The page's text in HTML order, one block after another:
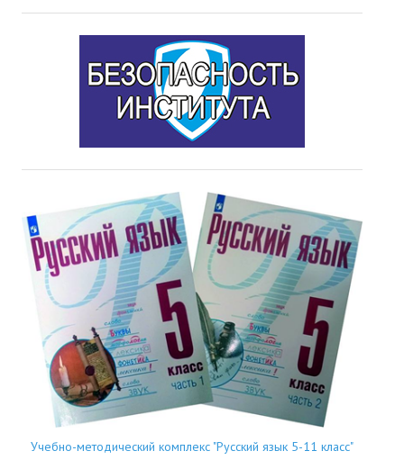
Учебно-методический комплекс "Русский язык 5-11 класс"